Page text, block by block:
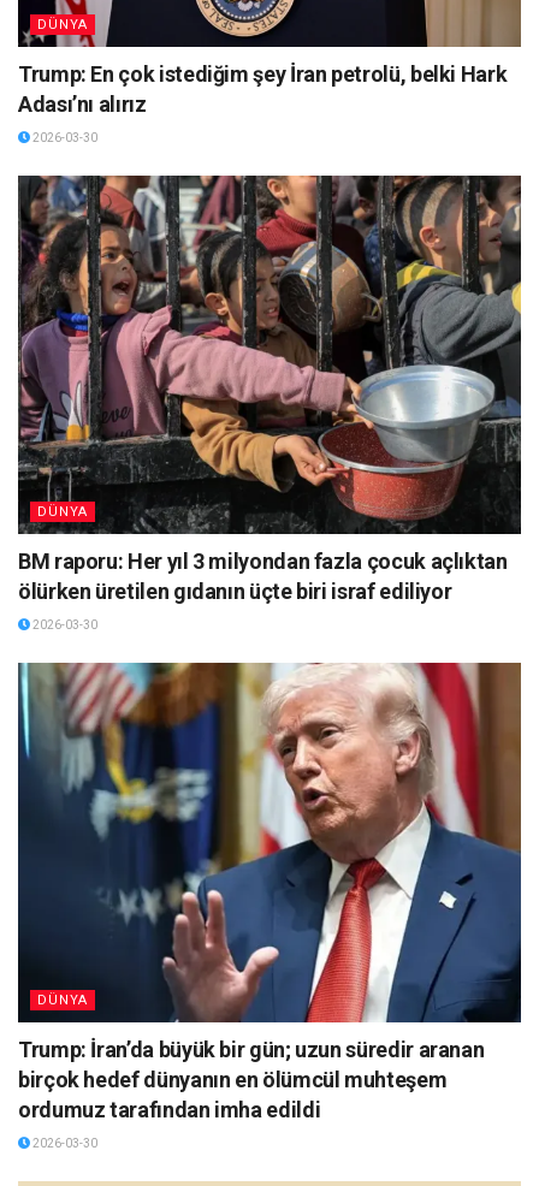
DÜNYA
Trump: En çok istediğim şey İran petrolü, belki Hark
Adası’nı alırız
2026-03-30
DÜNYA
BM raporu: Her yıl 3 milyondan fazla çocuk açlıktan
ölürken üretilen gıdanın üçte biri israf ediliyor
2026-03-30
DÜNYA
Trump: İran’da büyük bir gün; uzun süredir aranan
birçok hedef dünyanın en ölümcül muhteşem
ordumuz tarafından imha edildi
2026-03-30